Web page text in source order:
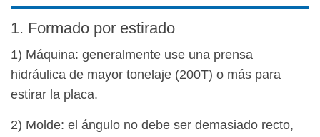
1. Formado por estirado
1) Máquina: generalmente use una prensa
hidráulica de mayor tonelaje (200T) o más para
estirar la placa.
2) Molde: el ángulo no debe ser demasiado recto,